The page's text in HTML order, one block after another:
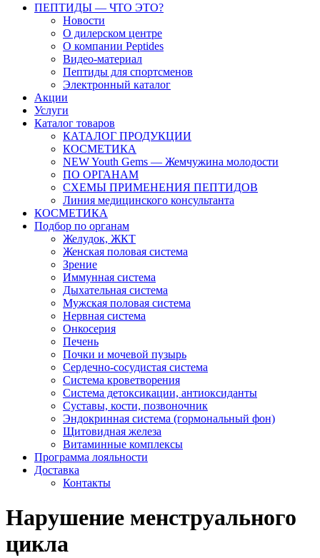
ПЕПТИДЫ — ЧТО ЭТО?
Новости
О дилерском центре
О компании Peptides
Видео-материал
Пептиды для спортсменов
Электронный каталог
Акции
Услуги
Каталог товаров
КАТАЛОГ ПРОДУКЦИИ
КОСМЕТИКА
NEW Youth Gems — Жемчужина молодости
ПО ОРГАНАМ
СХЕМЫ ПРИМЕНЕНИЯ ПЕПТИДОВ
Линия медицинского консультанта
КОСМЕТИКА
Подбор по органам
Желудок, ЖКТ
Женская половая система
Зрение
Иммунная система
Дыхательная система
Мужская половая система
Нервная система
Онкосерия
Печень
Почки и мочевой пузырь
Сердечно-сосудистая система
Система кроветворения
Система детоксикации, антиоксиданты
Суставы, кости, позвоночник
Эндокринная система (гормональный фон)
Щитовидная железа
Витаминные комплексы
Программа лояльности
Доставка
Контакты
Нарушение менструального
цикла